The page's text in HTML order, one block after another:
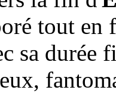
tout en
sa